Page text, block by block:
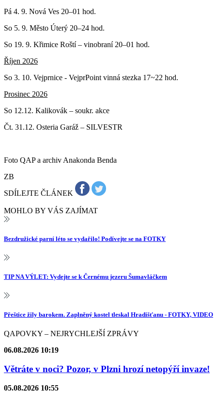
Pá 4. 9. Nová Ves 20–01 hod.
So 5. 9. Město Úterý 20–24 hod.
So 19. 9. Křimice Roští – vinobraní 20–01 hod.
Říjen 2026
So 3. 10. Vejprnice - VejprPoint vinná stezka 17~22 hod.
Prosinec 2026
So 12.12. Kalikovák – soukr. akce
Čt. 31.12. Osteria Garáž – SILVESTR
Foto QAP a archiv Anakonda Benda
ZB
SDÍLEJTE ČLÁNEK
MOHLO BY VÁS ZAJÍMAT
Bezdružické parní léto se vydařilo! Podívejte se na FOTKY
TIP NA VÝLET: Vydejte se k Černému jezeru Šumavláčkem
Přeštice žily barokem. Zaplněný kostel tleskal Hradišťanu - FOTKY, VIDEO
QAPOVKY – NEJRYCHLEJŠÍ ZPRÁVY
06.08.2026 10:19
Větráte v noci? Pozor, v Plzni hrozí netopýří invaze!
05.08.2026 10:55